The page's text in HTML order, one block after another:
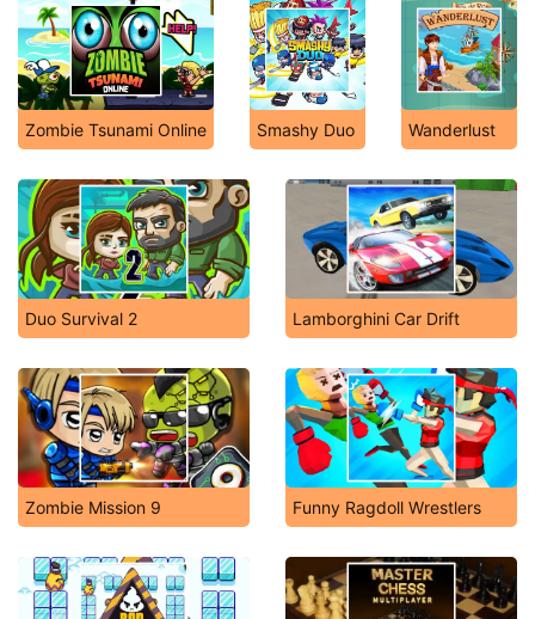
Zombie Tsunami Online Smashy Duo Wanderlust
Duo Survival 2 Lamborghini Car Drift
Zombie Mission 9 Funny Ragdoll Wrestlers